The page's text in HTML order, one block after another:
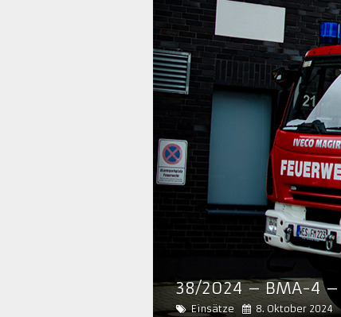
38/2024 – BMA-4
Einsätze 8. Oktober 2024